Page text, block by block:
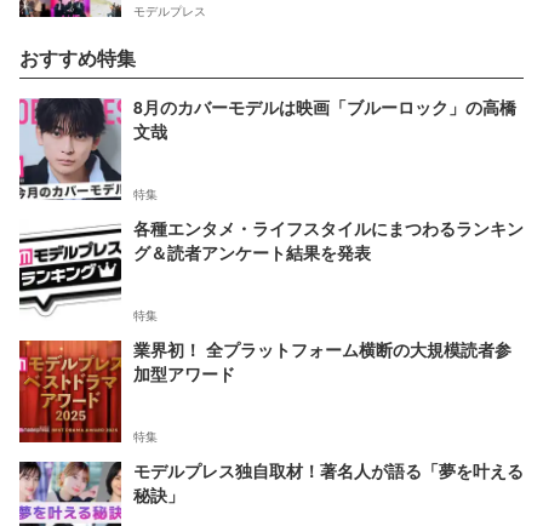
モデルプレス
おすすめ特集
8月のカバーモデルは映画「ブルーロック」の高橋
文哉
特集
各種エンタメ・ライフスタイルにまつわるランキン
グ＆読者アンケート結果を発表
特集
業界初！ 全プラットフォーム横断の大規模読者参
加型アワード
特集
モデルプレス独自取材！著名人が語る「夢を叶える
秘訣」